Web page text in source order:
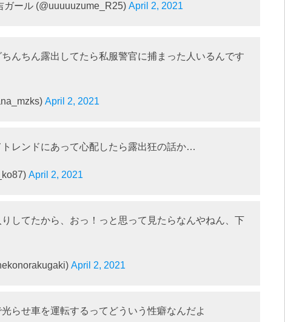
ール (@uuuuuzume_R25) April 2, 2021
んちん露出してたら私服警官に捕まった人いるんです
April 2, 2021
レンドにあって心配したら露出狂の話か…
April 2, 2021
してたから、おっ！っと思って見たらなんやねん、下
April 2, 2021
らせ車を運転するってどういう性癖なんだよ